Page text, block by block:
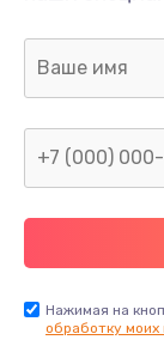
Нажимая на
обработку моих